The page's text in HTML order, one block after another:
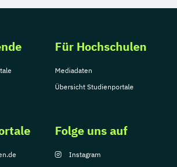
Für Hochschulen
Mediadaten
Übersicht Studienportale
Folge uns auf
Instagram